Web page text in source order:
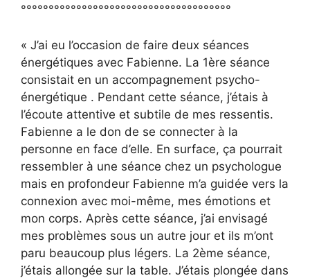
°°°°°°°°°°°°°°°°°°°°°°°°°°°°°°°°°°°°°°
« J’ai eu l’occasion de faire deux séances
énergétiques avec Fabienne. La 1ère séance
consistait en un accompagnement psycho-
énergétique . Pendant cette séance, j’étais à
l’écoute attentive et subtile de mes ressentis.
Fabienne a le don de se connecter à la
personne en face d’elle. En surface, ça pourrait
ressembler à une séance chez un psychologue
mais en profondeur Fabienne m’a guidée vers la
connexion avec moi-même, mes émotions et
mon corps. Après cette séance, j’ai envisagé
mes problèmes sous un autre jour et ils m’ont
paru beaucoup plus légers. La 2ème séance,
j’étais allongée sur la table. J’étais plongée dans